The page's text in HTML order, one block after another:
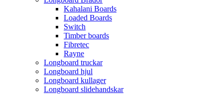
Kahalani Boards
Loaded Boards
Switch
Timber boards
Fibretec
Rayne
Longboard truckar
Longboard hjul
Longboard kullager
Longboard slidehandskar